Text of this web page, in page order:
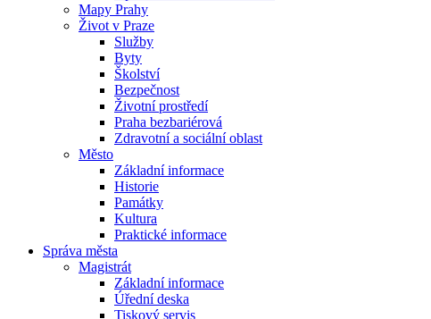
Mapy Prahy
Život v Praze
Služby
Byty
Školství
Bezpečnost
Životní prostředí
Praha bezbariérová
Zdravotní a sociální oblast
Město
Základní informace
Historie
Památky
Kultura
Praktické informace
Správa města
Magistrát
Základní informace
Úřední deska
Tiskový servis